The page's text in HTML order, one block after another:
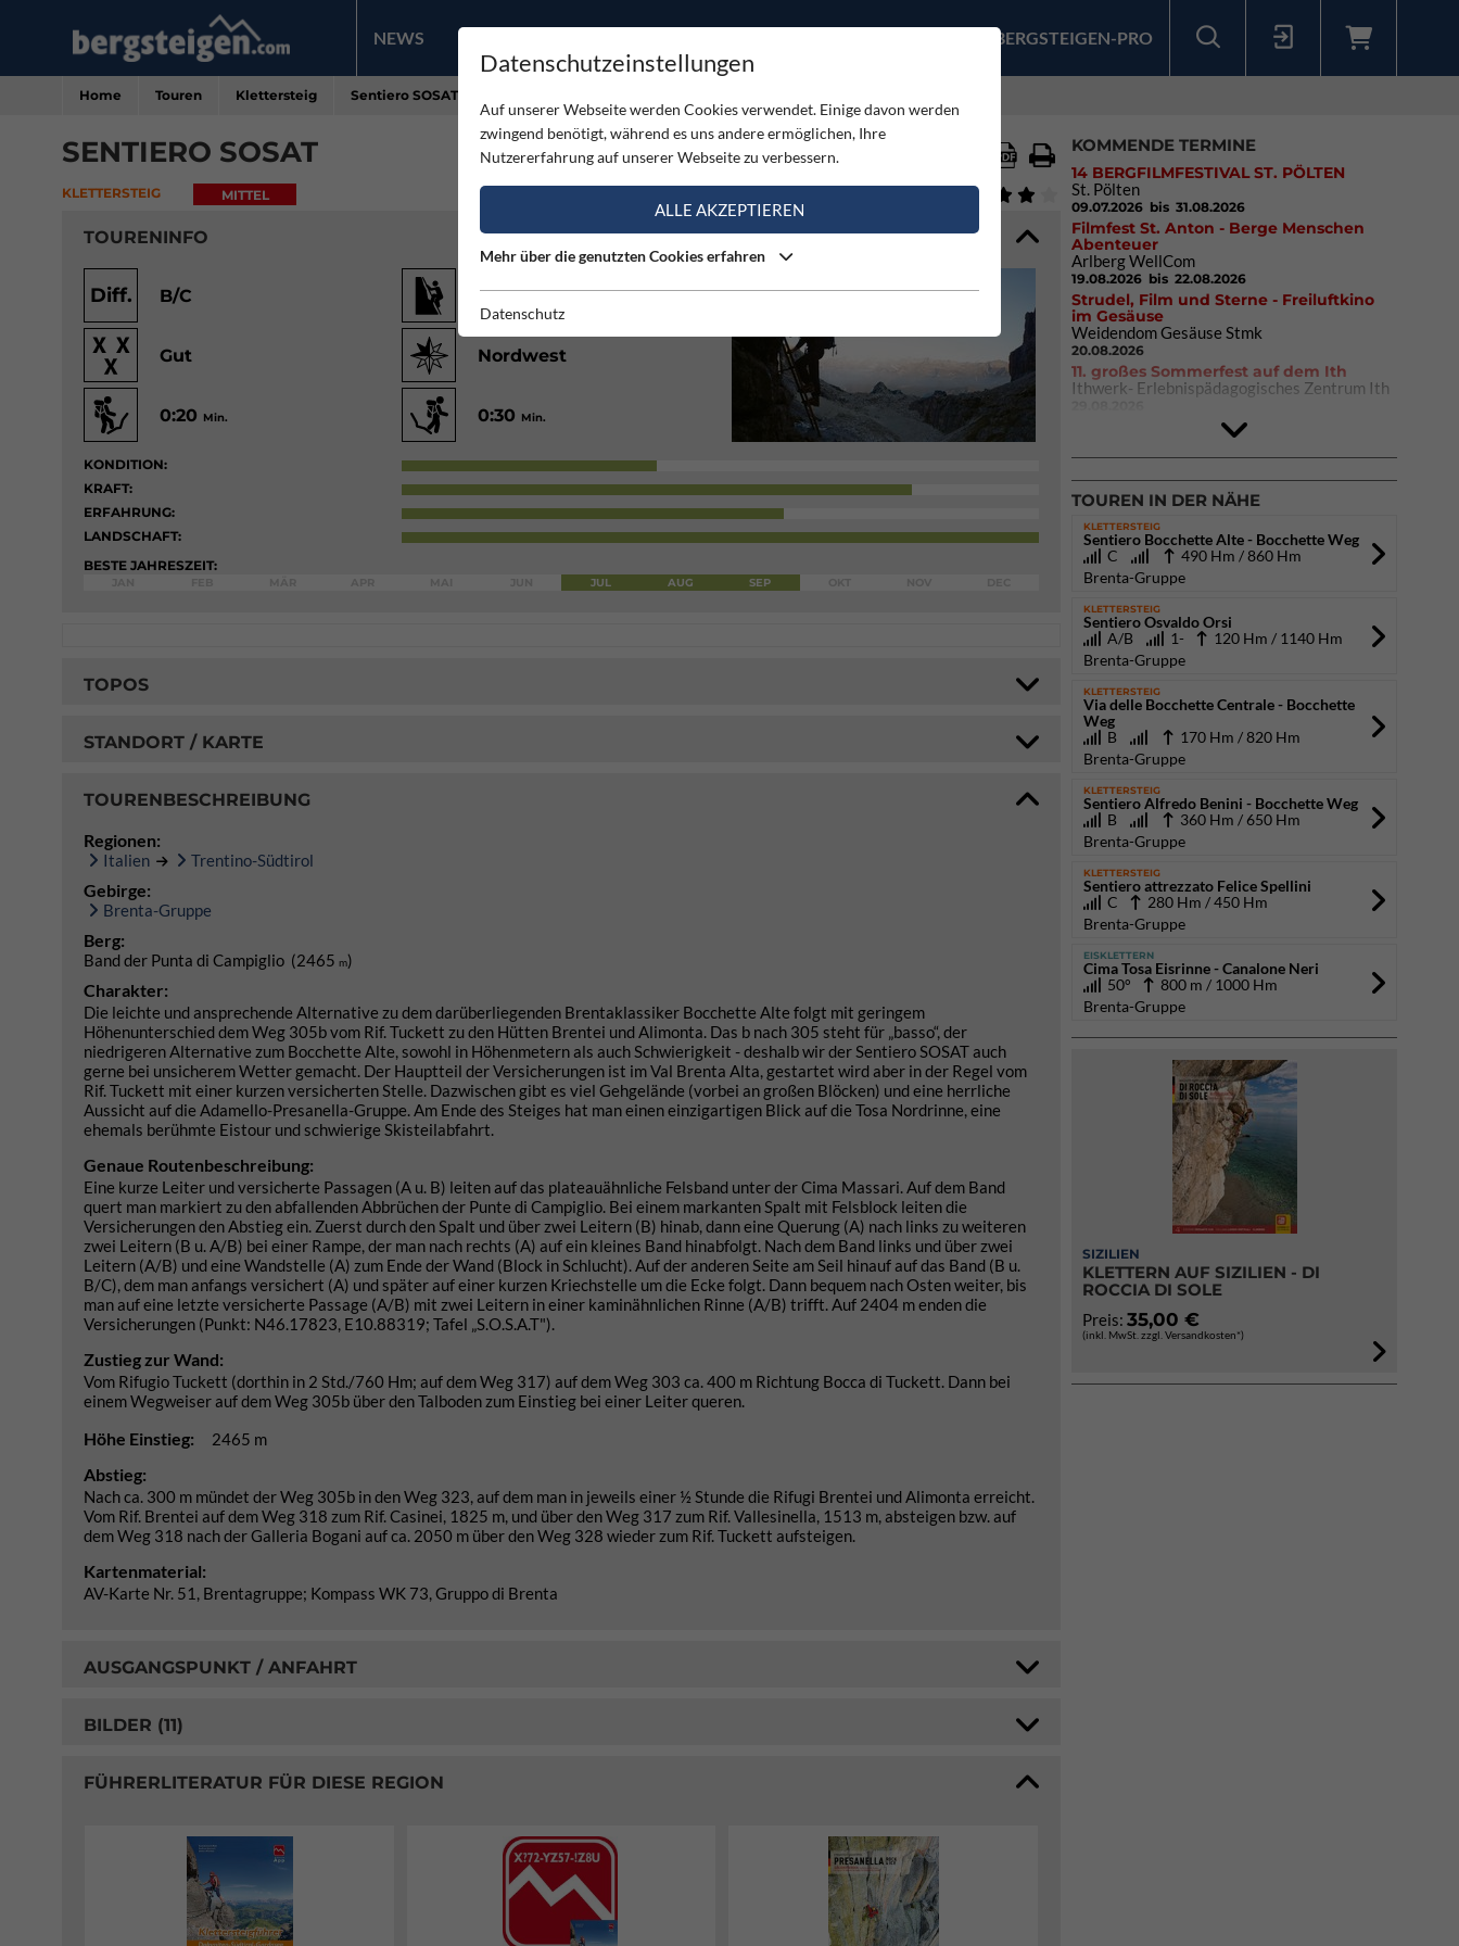
NEWS PRODUKTE BERGSTEIGEN-PRO
Home Touren Klettersteig Sentiero SOSAT
SENTIERO SOSAT
KLETTERSTEIG MITTEL
TOURENINFO
Diff. B/C 160Hm/ 300Hm
2:00 Std. / 2:50
Gut Nordwest
0:20 Min. 0:30 Min.
KONDITION:
KRAFT:
ERFAHRUNG:
LANDSCHAFT:
BESTE JAHRESZEIT:
JUL AUG SEP
TOPOS
STANDORT / KARTE
TOURENBESCHREIBUNG
Regionen:
Italien Trentino-Südtirol
Gebirge:
Brenta-Gruppe
Berg:
Band der Punta di Campiglio (2465 m)
Charakter:
Die leichte und ansprechende Alternative zu dem darüberliegenden Brentaklassiker Bocchette Alte folgt mit geringem
Höhenunterschied dem Weg 305b vom Rif. Tuckett zu den Hütten Brentei und Alimonta. Das b nach 305 steht für „basso“, der
niedrigeren Alternative zum Bocchette Alte, sowohl in Höhenmetern als auch Schwierigkeit - deshalb wir der Sentiero SOSAT auch
gerne bei unsicherem Wetter gemacht. Der Hauptteil der Versicherungen ist im Val Brenta Alta, gestartet wird aber in der Regel vom
Rif. Tuckett mit einer kurzen versicherten Stelle. Dazwischen gibt es viel Gehgelände (vorbei an großen Blöcken) und eine herrliche
Aussicht auf die Adamello-Presanella-Gruppe. Am Ende des Steiges hat man einen einzigartigen Blick auf die Tosa Nordrinne, eine
ehemals berühmte Eistour und schwierige Skisteilabfahrt.
Genaue Routenbeschreibung:
Eine kurze Leiter und versicherte Passagen (A u. B) leiten auf das plateauähnliche Felsband unter der Cima Massari. Auf dem Band
quert man markiert zu den abfallenden Abbrüchen der Punte di Campiglio. Bei einem markanten Spalt mit Felsblock leiten die
Versicherungen den Abstieg ein. Zuerst durch den Spalt und über zwei Leitern (B) hinab, dann eine Querung (A) nach links zu weiteren
zwei Leitern (B u. A/B) bei einer Rampe, der man nach rechts (A) auf ein kleines Band hinabfolgt. Nach dem Band links und über zwei
Leitern (A/B) und eine Wandstelle (A) zum Ende der Wand (Block in Schlucht). Auf der anderen Seite am Seil hinauf auf das Band (B u.
B/C), dem man anfangs versichert (A) und später auf einer kurzen Kriechstelle um die Ecke folgt. Dann bequem nach Osten weiter, bis
man auf eine letzte versicherte Passage (A/B) mit zwei Leitern in einer kaminähnlichen Rinne (A/B) trifft. Auf 2404 m enden die
Versicherungen (Punkt: N46.17823, E10.88319; Tafel „S.O.S.A.T").
Zustieg zur Wand:
Vom Rifugio Tuckett (dorthin in 2 Std./760 Hm; auf dem Weg 317) auf dem Weg 303 ca. 400 m Richtung Bocca di Tuckett. Dann bei
einem Wegweiser auf dem Weg 305b über den Talboden zum Einstieg bei einer Leiter queren.
Höhe Einstieg: 2465 m
Abstieg:
Nach ca. 300 m mündet der Weg 305b in den Weg 323, auf dem man in jeweils einer ½ Stunde die Rifugi Brentei und Alimonta erreicht.
Vom Rif. Brentei auf dem Weg 318 zum Rif. Casinei, 1825 m, und über den Weg 317 zum Rif. Vallesinella, 1513 m, absteigen bzw. auf
dem Weg 318 nach der Galleria Bogani auf ca. 2050 m über den Weg 328 wieder zum Rif. Tuckett aufsteigen.
Kartenmaterial:
AV-Karte Nr. 51, Brentagruppe; Kompass WK 73, Gruppo di Brenta
AUSGANGSPUNKT / ANFAHRT
BILDER (11)
FÜHRERLITERATUR FÜR DIESE REGION
KOMMENDE TERMINE
14 BERGFILMFESTIVAL ST. PÖLTEN
St. Pölten
09.07.2026 bis 31.08.2026
Filmfest St. Anton - Berge Menschen
Abenteuer
Arlberg WellCom
19.08.2026 bis 22.08.2026
Strudel, Film und Sterne - Freiluftkino
im Gesäuse
Weidendom Gesäuse Stmk
20.08.2026
11. großes Sommerfest auf dem Ith
Ithwerk- Erlebnispädagogisches Zentrum Ith
DAV Kletter- & Boulderzentrum München
Süd (Thalkirchen)
TOUREN IN DER NÄHE
KLETTERSTEIG
Sentiero Bocchette Alte - Bocchette Weg
C
490 Hm / 860 Hm
Brenta-Gruppe
KLETTERSTEIG
Sentiero Osvaldo Orsi
A/B
1-
120 Hm / 1140 Hm
Brenta-Gruppe
KLETTERSTEIG
Via delle Bocchette Centrale - Bocchette
Weg
B
170 Hm / 820 Hm
Brenta-Gruppe
KLETTERSTEIG
Sentiero Alfredo Benini - Bocchette Weg
B
360 Hm / 650 Hm
Brenta-Gruppe
KLETTERSTEIG
Sentiero attrezzato Felice Spellini
C
280 Hm / 450 Hm
Brenta-Gruppe
EISKLETTERN
Cima Tosa Eisrinne - Canalone Neri
50°
800 m / 1000 Hm
Brenta-Gruppe
SIZILIEN
KLETTERN AUF SIZILIEN - DI
ROCCIA DI SOLE
Preis: 35,00 €
(inkl. MwSt. zzgl. Versandkosten*)
Datenschutzeinstellungen
Auf unserer Webseite werden Cookies verwendet. Einige davon werden
zwingend benötigt, während es uns andere ermöglichen, Ihre
Nutzererfahrung auf unserer Webseite zu verbessern.
ALLE AKZEPTIEREN
Mehr über die genutzten Cookies erfahren
Datenschutz